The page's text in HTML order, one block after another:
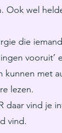
Ook wel
die
vooruit’
kunnen met
lezen.
daar vind je
vind.